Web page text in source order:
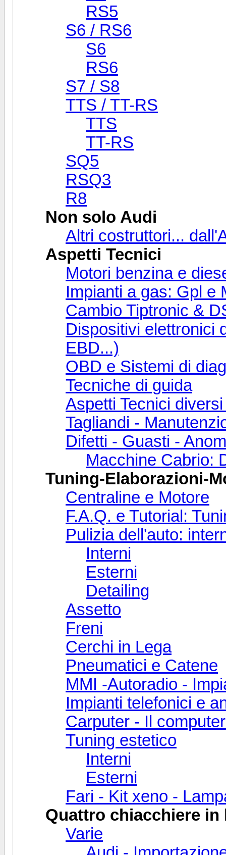
RS5
S6 / RS6
S6
RS6
S7 / S8
TTS / TT-RS
TTS
TT-RS
SQ5
RSQ3
R8
Non solo Audi
Altri costruttori...
Aspetti Tecnici
Motori benzina e
Impianti a gas: Gpl e
Cambio Tiptronic &
Dispositivi elettronici
EBD...)
OBD e Sistemi di
Tecniche di guida
Aspetti Tecnici
Tagliandi -
Difetti - Guasti -
Macchine Cabrio:
Tuning-Elaborazioni-
Centraline e Motore
F.A.Q. e Tutorial:
Pulizia dell'auto:
Interni
Esterni
Detailing
Assetto
Freni
Cerchi in Lega
Pneumatici e Catene
MMI -Autoradio -
Impianti telefonici e
Carputer - Il
Tuning estetico
Interni
Esterni
Fari - Kit xeno -
Quattro chiacchiere in
Varie